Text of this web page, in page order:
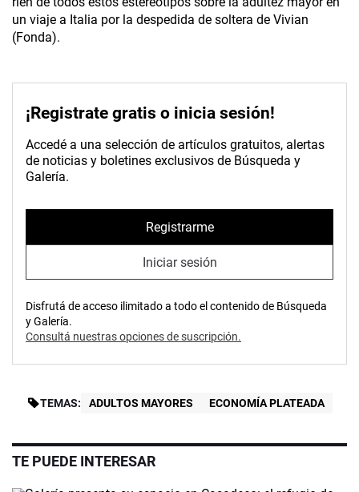
un viaje a Italia por la despedida de soltera de Vivian
(Fonda).
¡Registrate gratis o inicia sesión!
Accedé a una selección de artículos gratuitos, alertas
de noticias y boletines exclusivos de Búsqueda y
Galería.
Registrarme
Iniciar sesión
Disfrutá de acceso ilimitado a todo el contenido de Búsqueda
y Galería.
Consultá nuestras opciones de suscripción.
TEMAS: ADULTOS MAYORES ECONOMÍA PLATEADA
TE PUEDE INTERESAR